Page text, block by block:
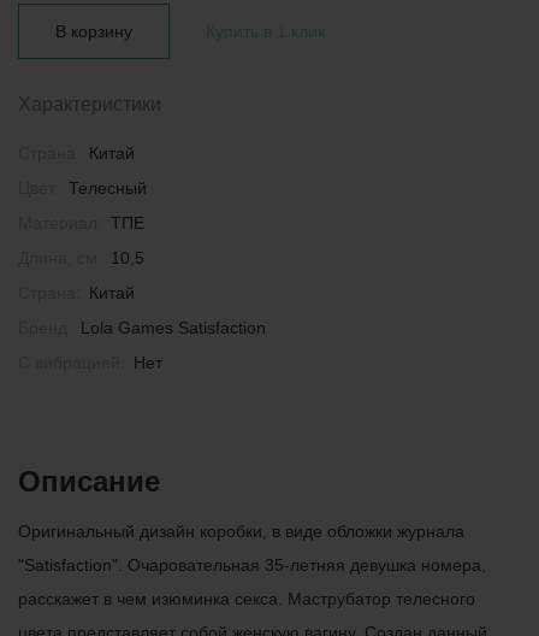
В корзину Купить в 1 клик
Характеристики
Китай
Телесный
ТПЕ
10,5
Китай
Lola Games Satisfaction
Нет
Описание
Оригинальный дизайн коробки, в виде обложки журнала
"Satisfaction". Очаровательная 35-летняя девушка номера,
расскажет в чем изюминка секса. Маструбатор телесного
цвета представляет собой женскую вагину. Создан данный